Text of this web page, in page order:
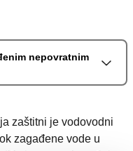
nepovratnim
zaštitni je vodovodni
zagađene vode u